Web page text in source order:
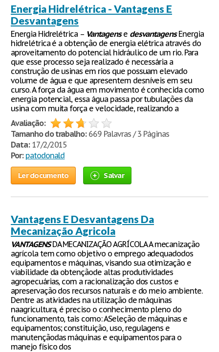
Energia Hidrelétrica - Vantagens E
Desvantagens
Energia Hidrelétrica – Vantagense desvantagensEnergia
hidrelétrica é a obtenção de energia elétrica através do
aproveitamento do potencial hidráulico de um rio. Para
que esse processo seja realizado é necessária a
construção de usinas em rios que possuam elevado
volume de água e que apresentem desníveis em seu
curso. A força da água em movimento é conhecida como
energia potencial, essa água passa por tubulações da
usina com muita força e velocidade, realizando a
Avaliação:
Tamanho do trabalho:669 Palavras / 3 Páginas
Data:17/2/2015
Por: patodonald
Ler documento Salvar
Vantagens E Desvantagens Da
Mecanização Agricola
VANTAGENSDA MECANIZAÇÃO AGRÍCOLA A mecanização
agrícola tem como objetivo o emprego adequadodos
equipamentos e máquinas, visando sua otimização e
viabilidade da obtençãode altas produtividades
agropecuárias, com a racionalização dos custos e
apreservação dos recursos naturais e do meio ambiente.
Dentre as atividades na utilização de máquinas
naagricultura, é preciso o conhecimento pleno do
funcionamento, tais como: ASeleção de máquinas e
equipamentos; constituição, uso, regulagens e
manutençãodas máquinas e equipamentos para o
manejo físico dos